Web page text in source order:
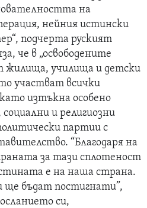
на
нейния истински
подчерта руският
че в „освободените
жилища, училища и детски
участват всички
изтъкна особено
и религиозни
партии с
“Благодаря на
за тази сплотеност
е на наша страна.
ще бъдат постигнати”,
си,